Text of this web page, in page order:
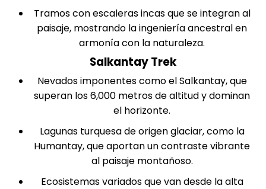
Tramos con escaleras incas que se integran al
paisaje, mostrando la ingeniería ancestral en
armonía con la naturaleza.
Salkantay Trek
Nevados imponentes como el Salkantay, que
superan los 6,000 metros de altitud y dominan
el horizonte.
Lagunas turquesa de origen glaciar, como la
Humantay, que aportan un contraste vibrante
al paisaje montañoso.
Ecosistemas variados que van desde la alta